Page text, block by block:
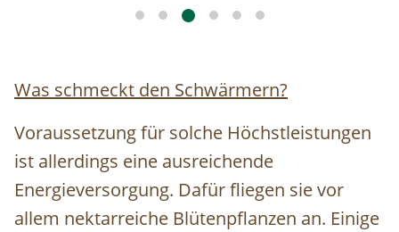
Was schmeckt den Schwärmern?
Voraussetzung für solche Höchstleistungen
ist allerdings eine ausreichende
Energieversorgung. Dafür fliegen sie vor
allem nektarreiche Blütenpflanzen an. Einige